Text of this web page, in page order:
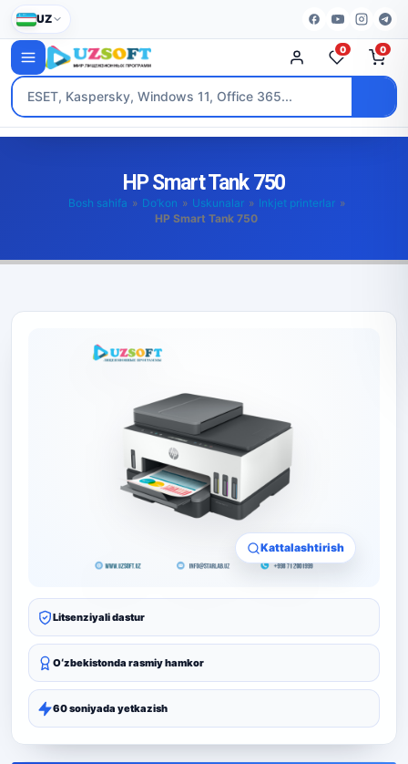
UZ
0 0
HP Smart Tank 750
Bosh sahifa » Do’kon » Uskunalar » Inkjet printerlar »
HP Smart Tank 750
Kattalashtirish
Litsenziyali dastur
Oʻzbekistonda rasmiy hamkor
60 soniyada yetkazish